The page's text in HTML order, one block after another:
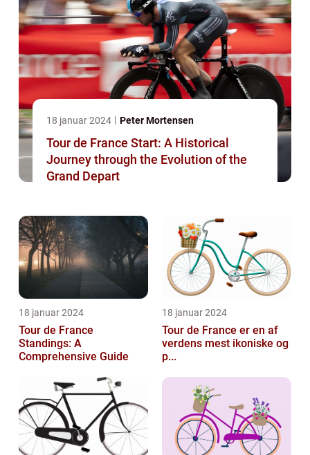
18 januar 2024 Peter Mortensen
Tour de France Start: A Historical
Journey through the Evolution of the
Grand Depart
18 januar 2024
Tour de France
Standings: A
Comprehensive Guide
18 januar 2024
Tour de France er en af
verdens mest ikoniske og
p...